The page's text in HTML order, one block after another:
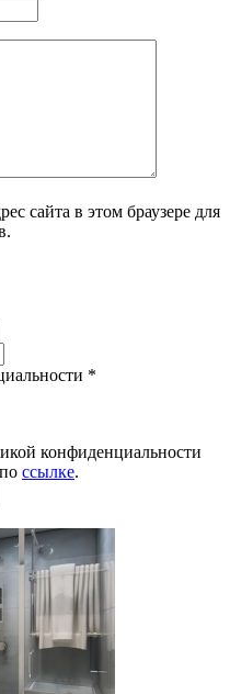
сайта в этом браузере для
*
конфиденциальности
ссылке.